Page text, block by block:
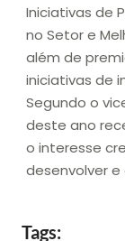
Iniciativas de
no Setor e
além de
iniciativas de
Segundo o
deste ano
o interesse
desenvolver e
Tags: